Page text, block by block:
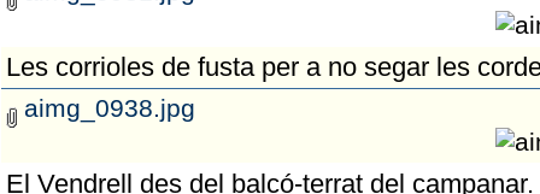
Les corrioles de fusta per a no segar les
aimg_0938.jpg
El Vendrell des del balcó-terrat del